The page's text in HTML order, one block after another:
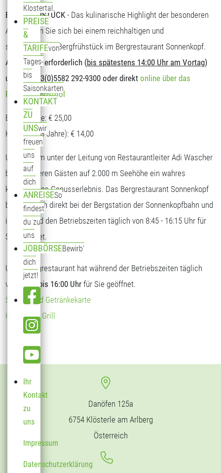
Klostertal
PREISE
&
TARIFEvon
Tages-
bis
Saisonkarten
KONTAKT
ZU
UNSwir
freuen
uns
auf
dich
ANREISESo
findest
du zu
uns
JOBBÖRSEBewirb'
dich
jetzt!
Ihr
Kontakt
zu
uns
Impressum
Datenschutzerklärung
BERGFRÜHSTÜCK - Das kulinarische Highlight der besonderen
Art. Stärken Sie sich bei einem reichhaltigen und
schmackhaften Bergfrühstück im Bergrestaurant Sonnenkopf.
Anmeldung erforderlich (bis spätestens 14:00 Uhr am Vortag)
unter T: +43(0)5582 292-9300 oder direktonline über das
Reservierungstool
Erwachsene: € 25,00
Kinder (5-13 Jahre): € 14,00
Unser Team unter der Leitung von Restaurantleiter Adi Wascher
bietet unseren Gästen auf 2.000 m Seehöhe ein wahres
kulinarisches Genusserlebnis. Das Bergrestaurant Sonnenkopf
befindet sich direkt bei der Bergstation der Sonnenkopfbahn und
ist während den Betriebszeiten täglich von 8:45 - 16:15 Uhr für
Sie geöffnet.
Unser Bergrestaurant hat während der Betriebszeiten täglich
von
09:00 bis 16:00 Uhr für Sie geöffnet.
Speise- und Getränkekarte
Hendl vom Grill
Danöfen 125a
6754 Klösterle am Arlberg
Österreich